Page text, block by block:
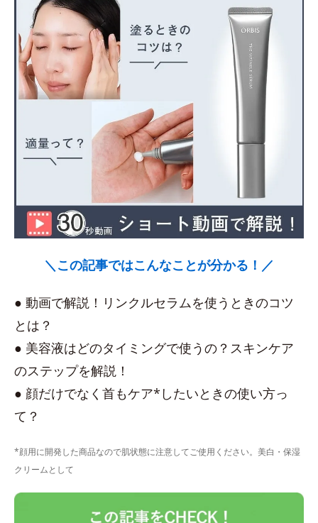
＼この記事ではこんなことが分かる！／
● 動画で解説！リンクルセラムを使うときのコツ
とは？
● 美容液はどのタイミングで使うの？スキンケア
のステップを解説！
● 顔だけでなく首もケア*したいときの使い方っ
て？
*顔用に開発した商品なので肌状態に注意してご使用ください。美白・保湿
クリームとして